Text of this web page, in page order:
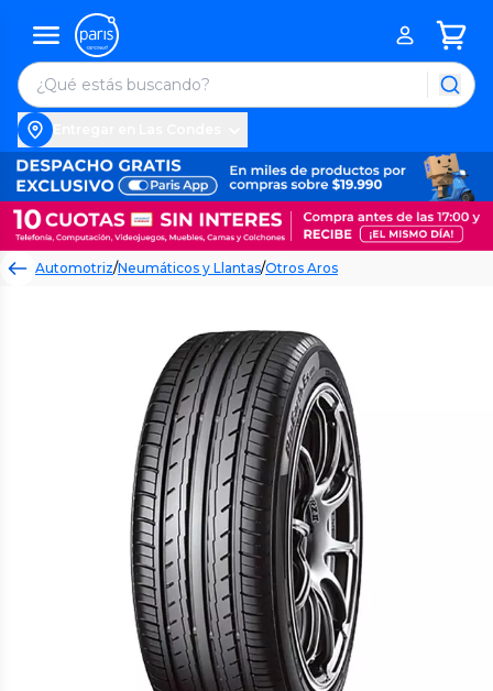
Automotriz/Neumáticos y Llantas/Otros Aros